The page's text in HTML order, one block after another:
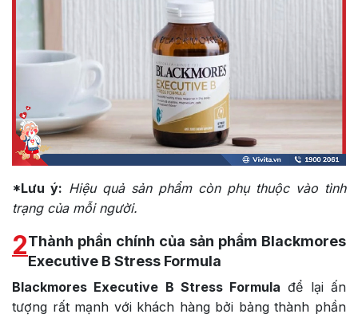
*Lưu ý: Hiệu quả sản phẩm còn phụ thuộc vào tình
trạng của mỗi người.
2Thành phần chính của sản phẩm Blackmores
Executive B Stress Formula
Blackmores Executive B Stress Formula để lại ấn
tượng rất mạnh với khách hàng bởi bảng thành phần